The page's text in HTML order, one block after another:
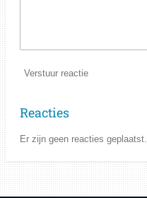
Verstuur reactie
Reacties
Er zijn geen reacties geplaatst.